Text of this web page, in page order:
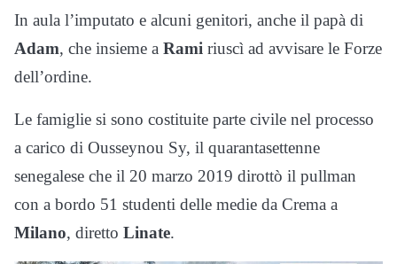
In aula l’imputato e alcuni genitori, anche il papà di
Adam, che insieme a Rami riuscì ad avvisare le Forze
dell’ordine.
Le famiglie si sono costituite parte civile nel processo
a carico di Ousseynou Sy, il quarantasettenne
senegalese che il 20 marzo 2019 dirottò il pullman
con a bordo 51 studenti delle medie da Crema a
Milano, diretto Linate.